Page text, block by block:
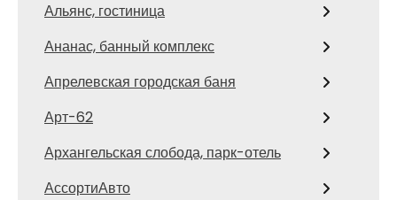
Альянс, гостиница
Ананас, банный комплекс
Апрелевская городская баня
Арт-62
Архангельская слобода, парк-отель
АссортиАвто